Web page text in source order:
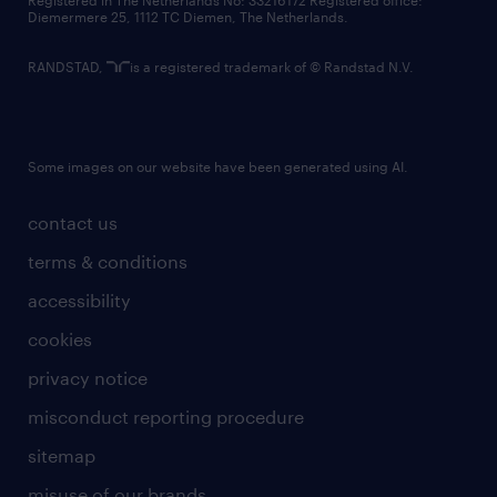
contact us
terms & conditions
accessibility
cookies
privacy notice
misconduct reporting procedure
sitemap
Diemermere 25, 1112 TC Diemen, The Netherlands.
RANDSTAD, is a registered trademark of © Randstad N.V.
Some images on our website have been generated using AI.